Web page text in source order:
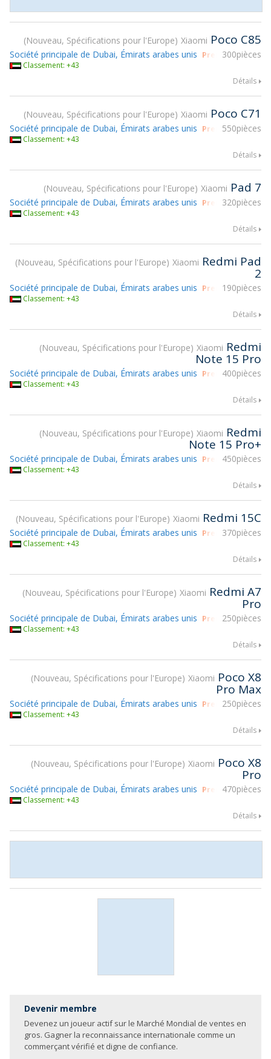
Nouveau, Spécifications pour l'Europe Xiaomi Poco C85
300pièces
Société principale de Dubai, Émirats arabes unis Prendre part à
Classement: +43
Détails
Nouveau, Spécifications pour l'Europe Xiaomi Poco C71
550pièces
Société principale de Dubai, Émirats arabes unis Prendre part à
Classement: +43
Détails
Nouveau, Spécifications pour l'Europe Xiaomi Pad 7
320pièces
Société principale de Dubai, Émirats arabes unis Prendre part à
Classement: +43
Détails
Nouveau, Spécifications pour l'Europe Xiaomi Redmi Pad
2
190pièces
Société principale de Dubai, Émirats arabes unis Prendre part à
Classement: +43
Détails
Nouveau, Spécifications pour l'Europe Xiaomi Redmi
Note 15 Pro
400pièces
Société principale de Dubai, Émirats arabes unis Prendre part à
Classement: +43
Détails
Nouveau, Spécifications pour l'Europe Xiaomi Redmi
Note 15 Pro+
450pièces
Société principale de Dubai, Émirats arabes unis Prendre part à
Classement: +43
Détails
Nouveau, Spécifications pour l'Europe Xiaomi Redmi 15C
370pièces
Société principale de Dubai, Émirats arabes unis Prendre part à
Classement: +43
Détails
Nouveau, Spécifications pour l'Europe Xiaomi Redmi A7
Pro
250pièces
Société principale de Dubai, Émirats arabes unis Prendre part à
Classement: +43
Détails
Nouveau, Spécifications pour l'Europe Xiaomi Poco X8
Pro Max
250pièces
Société principale de Dubai, Émirats arabes unis Prendre part à
Classement: +43
Détails
Nouveau, Spécifications pour l'Europe Xiaomi Poco X8
Pro
470pièces
Société principale de Dubai, Émirats arabes unis Prendre part à
Classement: +43
Détails
Devenir membre
Devenez un joueur actif sur le Marché Mondial de ventes en
gros. Gagner la reconnaissance internationale comme un
commerçant vérifié et digne de confiance.